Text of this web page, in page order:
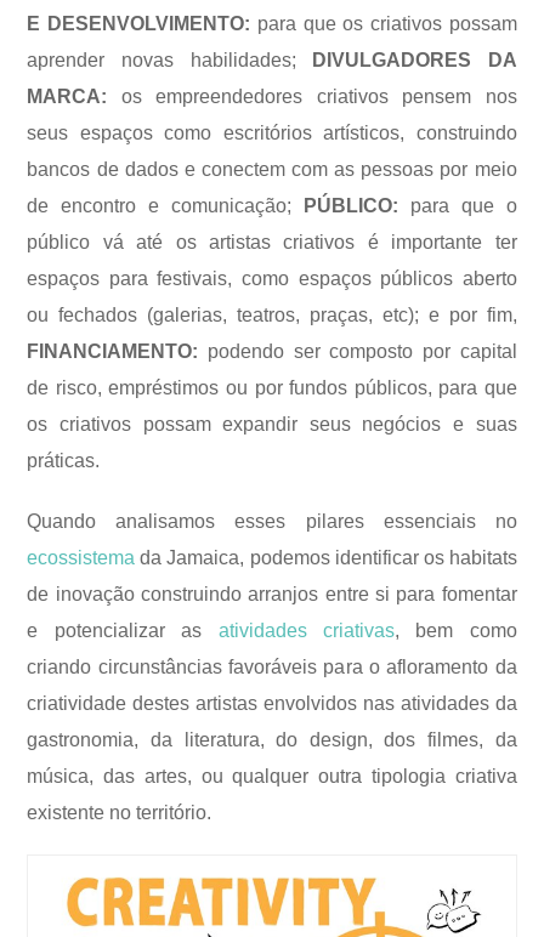
E DESENVOLVIMENTO: para que os criativos possam
aprender novas habilidades;
DIVULGADORES DA
MARCA: os empreendedores criativos pensem nos
seus espaços como escritórios artísticos, construindo
bancos de dados e conectem com as pessoas por meio
de encontro e comunicação;
PÚBLICO: para que o
público vá até os artistas criativos é importante ter
espaços para festivais, como espaços públicos aberto
ou fechados (galerias, teatros, praças, etc); e por fim,
FINANCIAMENTO: podendo ser composto por capital
de risco, empréstimos ou por fundos públicos, para que
os criativos possam expandir seus negócios e suas
práticas.
Quando analisamos esses pilares essenciais no
ecossistema da Jamaica, podemos identificar os habitats
de inovação construindo arranjos entre si para fomentar
e potencializar as atividades criativas, bem como
criando circunstâncias favoráveis para o afloramento da
criatividade destes artistas envolvidos nas atividades da
gastronomia, da literatura, do design, dos filmes, da
música, das artes, ou qualquer outra tipologia criativa
existente no território.